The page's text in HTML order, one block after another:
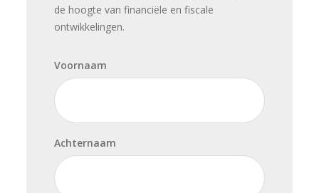
de hoogte van financiële en fiscale
ontwikkelingen.
Voornaam
Achternaam